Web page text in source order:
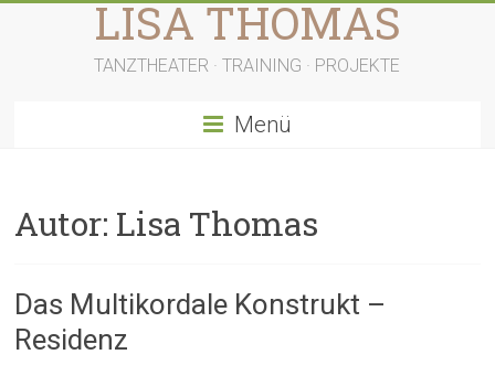
LISA THOMAS
TANZTHEATER · TRAINING · PROJEKTE
Menü
Autor: Lisa Thomas
Das Multikordale Konstrukt –
Residenz